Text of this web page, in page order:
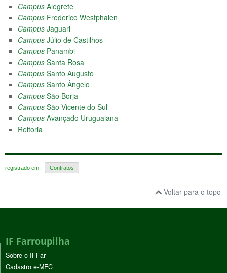
Campus Alegrete
Campus Frederico Westphalen
Campus Jaguari
Campus Júlio de Castilhos
Campus Panambi
Campus Santa Rosa
Campus Santo Augusto
Campus Santo Ângelo
Campus São Borja
Campus São Vicente do Sul
Campus Avançado Uruguaiana
Reitoria
registrado em: Contratos
Voltar para o topo
IF Farroupilha
Sobre o IFFar
Cadastro e-MEC